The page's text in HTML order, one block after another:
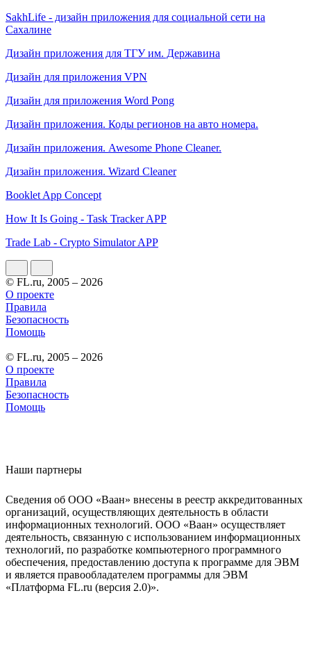
SakhLife - дизайн приложения для социальной сети на
Сахалине
Дизайн приложения для ТГУ им. Державина
Дизайн для приложения VPN
Дизайн для приложения Word Pong
Дизайн приложения. Коды регионов на авто номера.
Дизайн приложения. Awesome Phone Cleaner.
Дизайн приложения. Wizard Cleaner
Booklet App Concept
How It Is Going - Task Tracker APP
Trade Lab - Crypto Simulator APP
© FL.ru, 2005 – 2026
О проекте
Правила
Безопасность
Помощь
© FL.ru, 2005 – 2026
О проекте
Правила
Безопасность
Помощь
Наши партнеры
Сведения об ООО «Ваан» внесены в реестр аккредитованных
организаций, осуществляющих деятельность в области
информационных технологий. ООО «Ваан» осуществляет
деятельность, связанную с использованием информационных
технологий, по разработке компьютерного программного
обеспечения, предоставлению доступа к программе для ЭВМ
и является правообладателем программы для ЭВМ
«Платформа FL.ru (версия 2.0)».